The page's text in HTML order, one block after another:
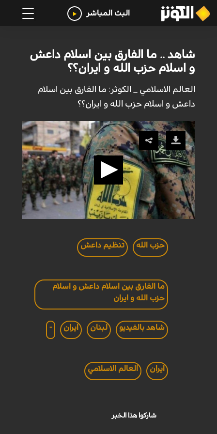
البث المباشر
شاهد .. ما الفارق بين اسلام داعش
و اسلام حزب الله و ايران؟؟
العالم الاسلامي _ الكوثر: ما الفارق بين اسلام
داعش و اسلام حزب الله و ايران؟؟
حزب الله تنظيم داعش
ما الفارق بين اسلام داعش و اسلام
حزب الله و ايران
شاهد بالفيديو لبنان ايران -
ايران العالم الاسلامي
شاركوا هذا الخبر